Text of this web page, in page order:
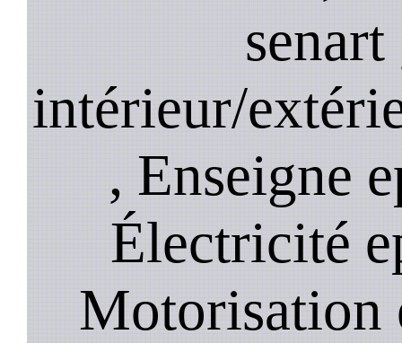
intérieur/
, Enseigne
Électricité
Motorisation